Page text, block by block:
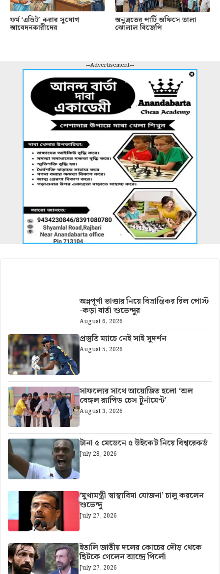
ফর্ম ‘এডিট’ করার সুযোগ
আবেদনকারীদের
অনুব্রতের পার্টি অফিসে তালা
ঝোলাল বিজেপি
---Advertisement---
অন্নপূর্ণা ভাণ্ডার নিয়ে বিভ্রান্তিকর রিল পোস্ট
-কড়া বার্তা শুভেন্দুর
August 6, 2026
প্রস্তুতি ম্যাচে নেই সাই সুদর্শন
August 5, 2026
সাফল্যের সাথে আয়োজিত হলো ‘অল
বেঙ্গল র‍্যাপিড চেস টুর্নামেন্ট’
August 3, 2026
টানা ৫ মেডেনে ৫ উইকেট নিয়ে বিশ্বরেকর্ড
July 28, 2026
‘মুখ্যমন্ত্রী স্বাস্থ্যবিমা যোজনা’ চালু করলেন
শুভেন্দু
July 27, 2026
ইতালি জাতীয় দলের কোচের দৌড় থেকে
ছিটকে গেলেন আন্দ্রে পির্লো
July 27, 2026